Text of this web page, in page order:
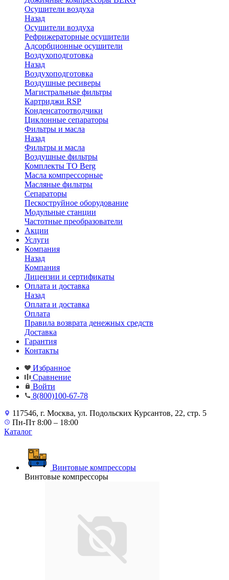
Осушители воздуха
Назад
Осушители воздуха
Рефрижераторные осушители
Адсорбционные осушители
Воздухоподготовка
Назад
Воздухоподготовка
Воздушные ресиверы
Магистральные фильтры
Картриджи RSP
Конденсатоотводчики
Циклонные сепараторы
Фильтры и масла
Назад
Фильтры и масла
Воздушные фильтры
Комплекты ТО Berg
Масла компрессорные
Масляные фильтры
Сепараторы
Пескоструйное оборудование
Модульные станции
Частотные преобразователи
Акции
Услуги
Компания
Назад
Компания
Лицензии и сертификаты
Оплата и доставка
Назад
Оплата и доставка
Оплата
Правила возврата денежных средств
Доставка
Гарантия
Контакты
Избранное
Сравнение
Войти
8(800)100-67-78
117546, г. Москва, ул. Подольских Курсантов, 22, стр. 5
Пн-Пт 8:00 – 18:00
Каталог
Винтовые компрессоры
Винтовые компрессоры